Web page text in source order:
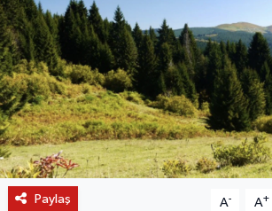
Paylaş A- A+